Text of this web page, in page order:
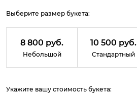
Выберите размер букета:
8 800 руб.
Небольшой
10 500 руб.
Стандартный
Укажите вашу стоимость букета: